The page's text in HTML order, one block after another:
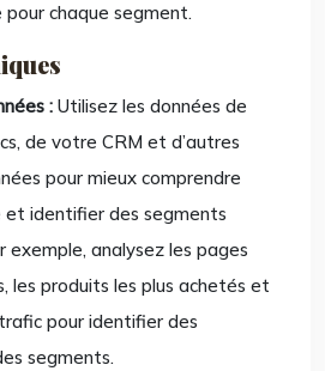
chaque segment.
: Utilisez les données de
de votre CRM et d’autres
pour mieux comprendre
et identifier des segments
exemple, analysez les pages
les produits les plus achetés et
pour identifier des
segments.